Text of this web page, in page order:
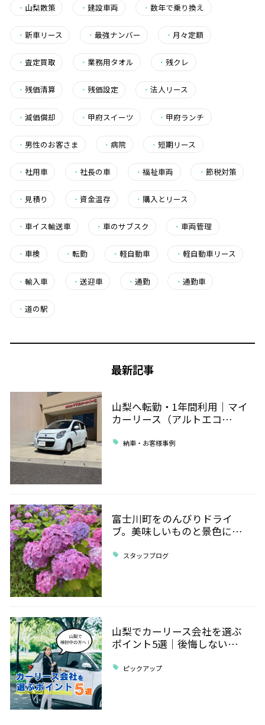
・ 山梨散策 ・建設車両 ・数年で乗り換え
・ 新車リース ・最強ナンバー ・ 月々定額
・ 査定買取 ・ 業務用タオル ・ 残クレ
・ 残価清算 ・ 残価設定 ・法人リース
・ 減価償却 ・ 甲府スイーツ ・ 甲府ランチ
・ 男性のお客さま ・病院 ・短期リース
・ 社用車 ・社長の車 ・福祉車両 ・ 節税対策
・ 見積り ・資金温存 ・ 購入とリース
・ 車イス輸送車 ・ 車のサブスク ・ 車両管理
・ 車検 ・転勤 ・軽自動車 ・ 軽自動車リース
・ 輸入車 ・送迎車 ・通勤 ・ 通勤車
・ 道の駅
最新記事
山梨へ転勤・1年間利用｜マイ
カーリース（アルトエコ…
納車・お客様事例
富士川町をのんびりドライ
ブ。美味しいものと景色に…
スタッフブログ
山梨でカーリース会社を選ぶ
ポイント5選｜後悔しない…
ピックアップ